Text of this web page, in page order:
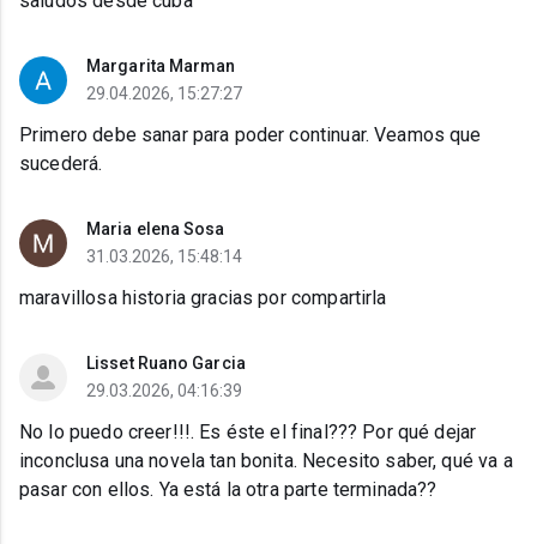
Margarita Marman
29.04.2026, 15:27:27
Primero debe sanar para poder continuar. Veamos que
sucederá.
Maria elena Sosa
31.03.2026, 15:48:14
maravillosa historia gracias por compartirla
Lisset Ruano Garcia
29.03.2026, 04:16:39
No lo puedo creer!!!. Es éste el final??? Por qué dejar
inconclusa una novela tan bonita. Necesito saber, qué va a
pasar con ellos. Ya está la otra parte terminada??